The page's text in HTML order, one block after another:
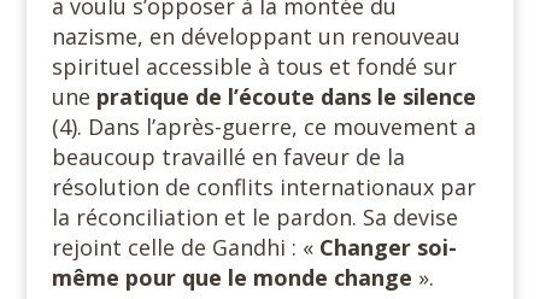
a voulu s’opposer à la montée du
nazisme, en développant un renouveau
spirituel accessible à tous et fondé sur
une pratique de l’écoute dans le silence
(4). Dans l’après-guerre, ce mouvement a
beaucoup travaillé en faveur de la
résolution de conflits internationaux par
la réconciliation et le pardon. Sa devise
rejoint celle de Gandhi : « Changer soi-
même pour que le monde change ».